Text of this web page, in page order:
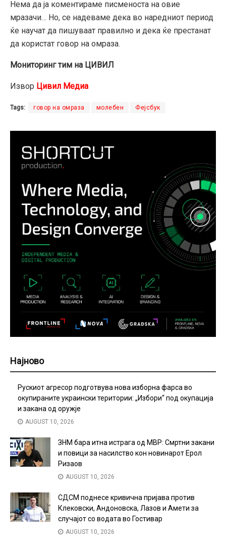
Нема да ја коментираме писменоста на овие
мразачи… Но, се надеваме дека во наредниот период
ќе научат да пишуваат правилно и дека ќе престанат
да користат говор на омраза.
Мониторинг тим на ЦИВИЛ
Извор Цивил Медиа
Tags: говор на омраза молебен Фејсбук
Најново
Рускиот агресор подготвува нова изборна фарса во
окупираните украински територии: „Избори“ под окупација
и закана од оружје
AUGUST 10, 2026
ЗНМ бара итна истрага од МВР: Смртни закани
и повици за насилство кон новинарот Ерол
Ризаов
AUGUST 10, 2026
СДСМ поднесе кривична пријава против
Клековски, Андоновска, Лазов и Амети за
случајот со водата во Гостивар
AUGUST 10, 2026